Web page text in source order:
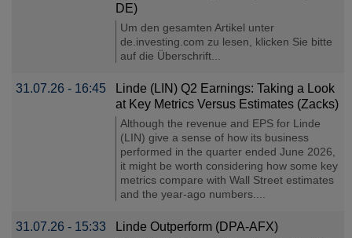
DE)
Um den gesamten Artikel unter
de.investing.com zu lesen, klicken Sie bitte
auf die Überschrift...
31.07.26 - 16:45
Linde (LIN) Q2 Earnings: Taking a Look
at Key Metrics Versus Estimates (Zacks)
Although the revenue and EPS for Linde
(LIN) give a sense of how its business
performed in the quarter ended June 2026,
it might be worth considering how some key
metrics compare with Wall Street estimates
and the year-ago numbers....
31.07.26 - 15:33 Linde Outperform (DPA-AFX)